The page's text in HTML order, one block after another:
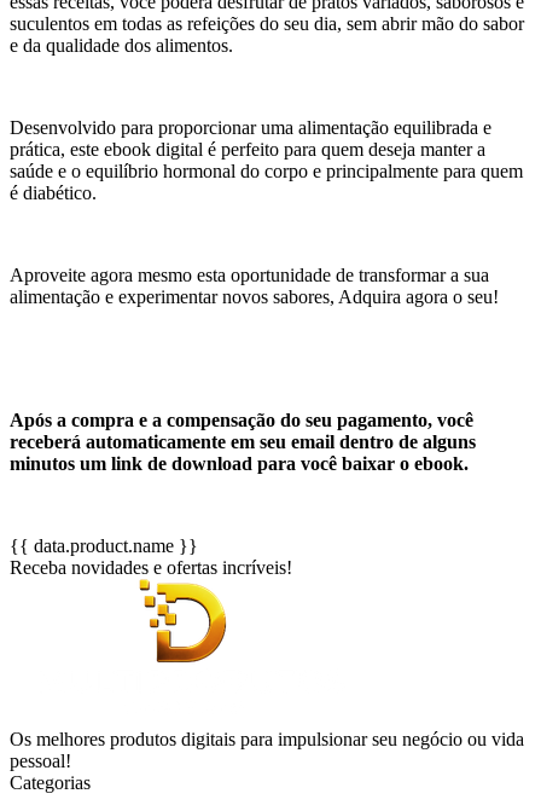
suculentos em todas as refeições do seu dia, sem abrir mão do sabor
e da qualidade dos alimentos.
Desenvolvido para proporcionar uma alimentação equilibrada e
prática, este ebook digital é perfeito para quem deseja manter a
saúde e o equilíbrio hormonal do corpo e principalmente para quem
é diabético.
Aproveite agora mesmo esta oportunidade de transformar a sua
alimentação e experimentar novos sabores, Adquira agora o seu!
Após a compra e a compensação do seu pagamento, você
receberá automaticamente em seu email dentro de alguns
minutos um link de download para você baixar o ebook.
{{ data.product.name }}
Receba novidades e ofertas incríveis!
Os melhores produtos digitais para impulsionar seu negócio ou vida
pessoal!
Categorias